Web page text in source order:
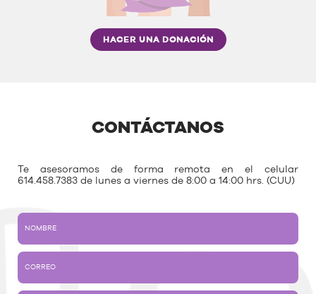
HACER UNA DONACIÓN
CONTÁCTANOS
Te asesoramos de forma remota en el celular
614.458.7383 de lunes a viernes de 8:00 a 14:00 hrs. (CUU)